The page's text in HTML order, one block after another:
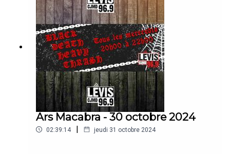
Ars Macabra - 30 octobre 2024
02:39:14 | jeudi 31 octobre 2024